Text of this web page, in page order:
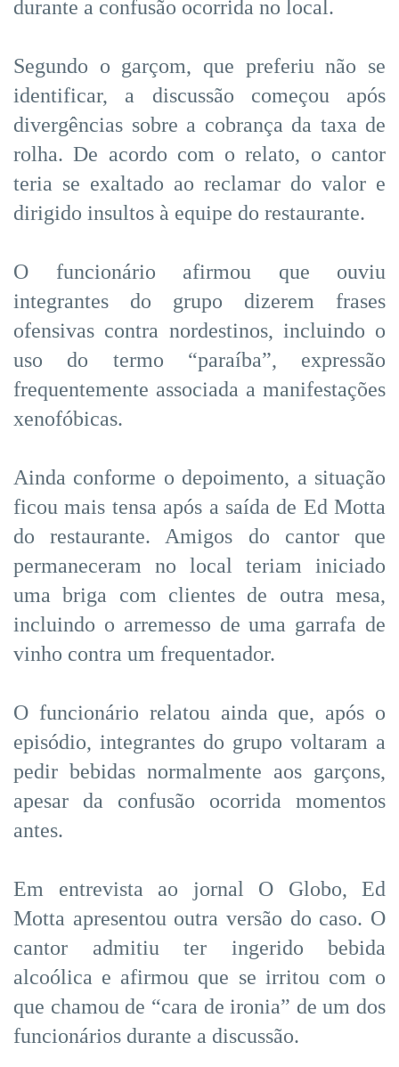
durante a confusão ocorrida no local.
Segundo o garçom, que preferiu não se
identificar, a discussão começou após
divergências sobre a cobrança da taxa de
rolha. De acordo com o relato, o cantor
teria se exaltado ao reclamar do valor e
dirigido insultos à equipe do restaurante.
O funcionário afirmou que ouviu
integrantes do grupo dizerem frases
ofensivas contra nordestinos, incluindo o
uso do termo “paraíba”, expressão
frequentemente associada a manifestações
xenofóbicas.
Ainda conforme o depoimento, a situação
ficou mais tensa após a saída de Ed Motta
do restaurante. Amigos do cantor que
permaneceram no local teriam iniciado
uma briga com clientes de outra mesa,
incluindo o arremesso de uma garrafa de
vinho contra um frequentador.
O funcionário relatou ainda que, após o
episódio, integrantes do grupo voltaram a
pedir bebidas normalmente aos garçons,
apesar da confusão ocorrida momentos
antes.
Em entrevista ao jornal O Globo, Ed
Motta apresentou outra versão do caso. O
cantor admitiu ter ingerido bebida
alcoólica e afirmou que se irritou com o
que chamou de “cara de ironia” de um dos
funcionários durante a discussão.